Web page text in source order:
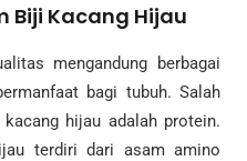
Biji Kacang Hijau
mengandung berbagai
bagi tubuh. Salah
hijau adalah protein.
terdiri dari asam amino